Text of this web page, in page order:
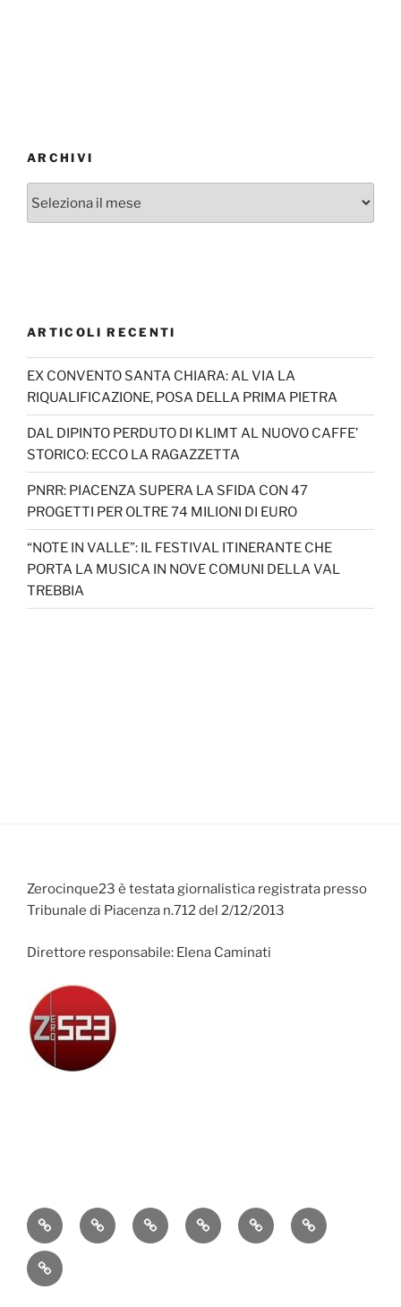
ARCHIVI
ARTICOLI RECENTI
EX CONVENTO SANTA CHIARA: AL VIA LA
RIQUALIFICAZIONE, POSA DELLA PRIMA PIETRA
DAL DIPINTO PERDUTO DI KLIMT AL NUOVO CAFFE’
STORICO: ECCO LA RAGAZZETTA
PNRR: PIACENZA SUPERA LA SFIDA CON 47
PROGETTI PER OLTRE 74 MILIONI DI EURO
“NOTE IN VALLE”: IL FESTIVAL ITINERANTE CHE
PORTA LA MUSICA IN NOVE COMUNI DELLA VAL
TREBBIA
Zerocinque23 è testata giornalistica registrata presso
Tribunale di Piacenza n.712 del 2/12/2013
Direttore responsabile: Elena Caminati
AttualitàCronacaPolitica EconomiaCultura Sport
Contatti